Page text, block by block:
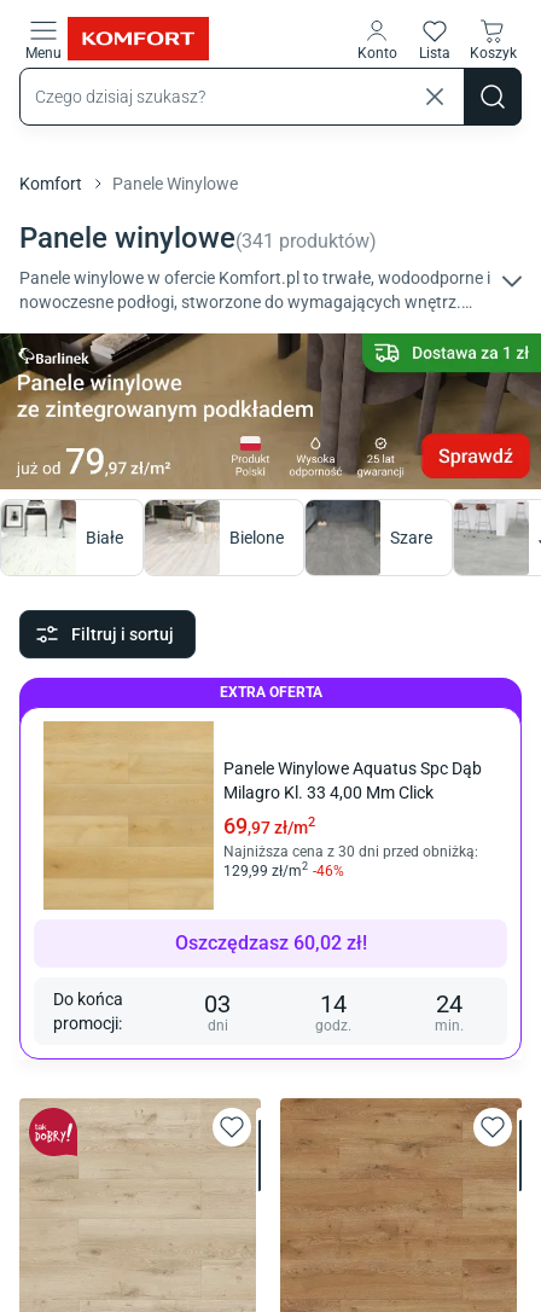
Menu Konto Lista Koszyk
Komfort Panele Winylowe
Panele winylowe(341 produktów)
Panele winylowe w ofercie Komfort.pl to trwałe, wodoodporne i
nowoczesne podłogi, stworzone do wymagających wnętrz.
nowoczesny design z niepodważalną odpornością.
Białe Bielone Szare
Filtruj i sortuj
EXTRA OFERTA
Panele Winylowe Aquatus Spc Dąb
Milagro Kl. 33 4,00 Mm Click
69,97 zł/m2
Najniższa cena z 30 dni przed obniżką:
129 ,99 zł/m2 -46%
Oszczędzasz 60,02 zł!
Do końca
promocji:
03
dni
14
godz.
24
min.